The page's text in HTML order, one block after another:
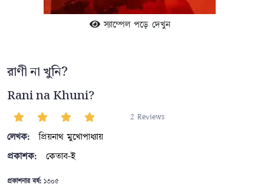
স্যাম্পেল পড়ে দেখুন
রাণী না খুনি?
Rani na Khuni?
2 Reviews
লেখক:
প্রিয়নাথ মুখোপাধ্যায়
প্রকাশক:
কেতাব-ই
প্রকাশনার বর্ষ: ১৩০৫